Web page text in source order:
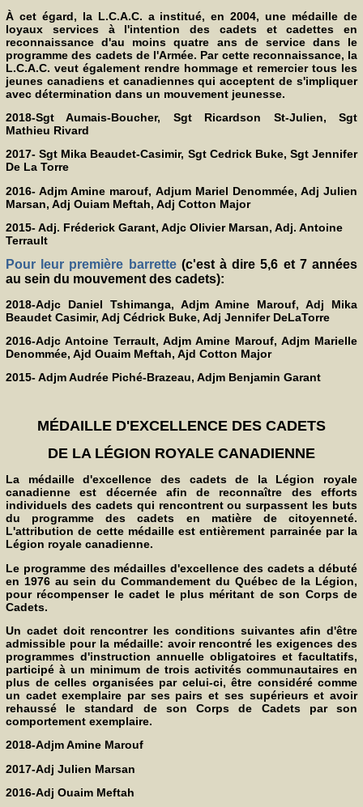
À cet égard, la L.C.A.C. a institué, en 2004, une médaille de
loyaux services à l'intention des cadets et cadettes en
reconnaissance d'au moins quatre ans de service dans le
programme des cadets de l'Armée. Par cette reconnaissance, la
L.C.A.C. veut également rendre hommage et remercier tous les
jeunes canadiens et canadiennes qui acceptent de s'impliquer
avec détermination dans un mouvement jeunesse.
2018-Sgt Aumais-Boucher, Sgt Ricardson St-Julien, Sgt
Mathieu Rivard
2017- Sgt Mika Beaudet-Casimir, Sgt Cedrick Buke, Sgt Jennifer
De La Torre
2016- Adjm Amine marouf, Adjum Mariel Denommée, Adj Julien
Marsan, Adj Ouiam Meftah, Adj Cotton Major
2015- Adj. Fréderick Garant, Adjc Olivier Marsan, Adj. Antoine
Terrault
Pour leur première barrette(c'est à dire 5,6 et 7 années
au sein du mouvement des cadets):
2018-Adjc Daniel Tshimanga, Adjm Amine Marouf, Adj Mika
Beaudet Casimir, Adj Cédrick Buke, Adj Jennifer DeLaTorre
2016-Adjc Antoine Terrault, Adjm Amine Marouf, Adjm Marielle
Denommée, Ajd Ouaim Meftah, Ajd Cotton Major
2015- Adjm Audrée Piché-Brazeau, Adjm Benjamin Garant
MÉDAILLE D'EXCELLENCE DES CADETS
DE LA LÉGION ROYALE CANADIENNE
La médaille d'excellence des cadets de la Légion royale
canadienne est décernée afin de reconnaître des efforts
individuels des cadets qui rencontrent ou surpassent les buts
du programme des cadets en matière de citoyenneté.
L'attribution de cette médaille est entièrement parrainée par la
Légion royale canadienne.
Le programme des médailles d'excellence des cadets a débuté
en 1976 au sein du Commandement du Québec de la Légion,
pour récompenser le cadet le plus méritant de son Corps de
Cadets.
Un cadet doit rencontrer les conditions suivantes afin d'être
admissible pour la médaille: avoir rencontré les exigences des
programmes d'instruction annuelle obligatoires et facultatifs,
participé à un minimum de trois activités communautaires en
plus de celles organisées par celui-ci, être considéré comme
un cadet exemplaire par ses pairs et ses supérieurs et avoir
rehaussé le standard de son Corps de Cadets par son
comportement exemplaire.
2018-Adjm Amine Marouf
2017-Adj Julien Marsan
2016-Adj Ouaim Meftah